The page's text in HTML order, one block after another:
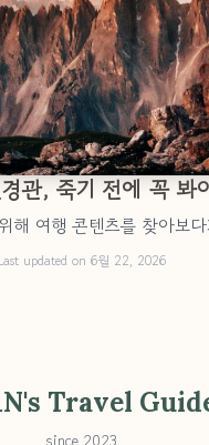
관, 죽기 전에 꼭 봐
해 여행 콘텐츠를 찾아보
updated on 6월 22, 2026
Travel
since 2023